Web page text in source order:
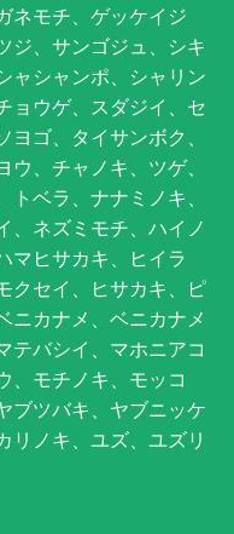
ネモチ、ゲッケイジ
ジ、サンゴジュ、シキ
ャシャンポ、シャリン
ョウゲ、スダジイ、セ
ゴ、タイサンボク、
、チャノキ、ツゲ、
ベラ、ナナミノキ、
、ネズミモチ、ハイノ
マヒサカキ、ヒイラ
クセイ、ヒサカキ、ピ
ニカナメ、ベニカナメ
テバシイ、マホニアコ
、モチノキ、モッコ
ブツバキ、ヤブニッケ
リノキ、ユズ、ユズリ